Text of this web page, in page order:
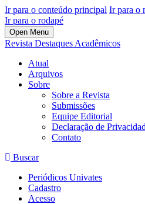
Ir para o conteúdo principal Ir para o
Ir para o rodapé
Open Menu
Revista Destaques Acadêmicos
Atual
Arquivos
Sobre
Sobre a Revista
Submissões
Equipe Editorial
Declaração de
Contato
Buscar
Periódicos Univates
Cadastro
Acesso